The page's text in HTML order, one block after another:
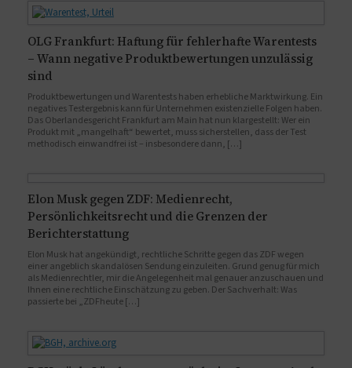
OLG Frankfurt: Haftung für fehlerhafte Warentests
– Wann negative Produktbewertungen unzulässig
sind
Produktbewertungen und Warentests haben erhebliche Marktwirkung. Ein
negatives Testergebnis kann für Unternehmen existenzielle Folgen haben.
Das Oberlandesgericht Frankfurt am Main hat nun klargestellt: Wer ein
Produkt mit „mangelhaft“ bewertet, muss sicherstellen, dass der Test
methodisch einwandfrei ist – insbesondere dann, […]
Elon Musk gegen ZDF: Medienrecht,
Persönlichkeitsrecht und die Grenzen der
Berichterstattung
Elon Musk hat angekündigt, rechtliche Schritte gegen das ZDF wegen
einer angeblich skandalösen Sendung einzuleiten. Grund genug für mich
als Medienrechtler, mir die Angelegenheit mal genauer anzuschauen und
Ihnen eine rechtliche Einschätzung zu geben. Der Sachverhalt: Was
passierte bei „ZDFheute […]